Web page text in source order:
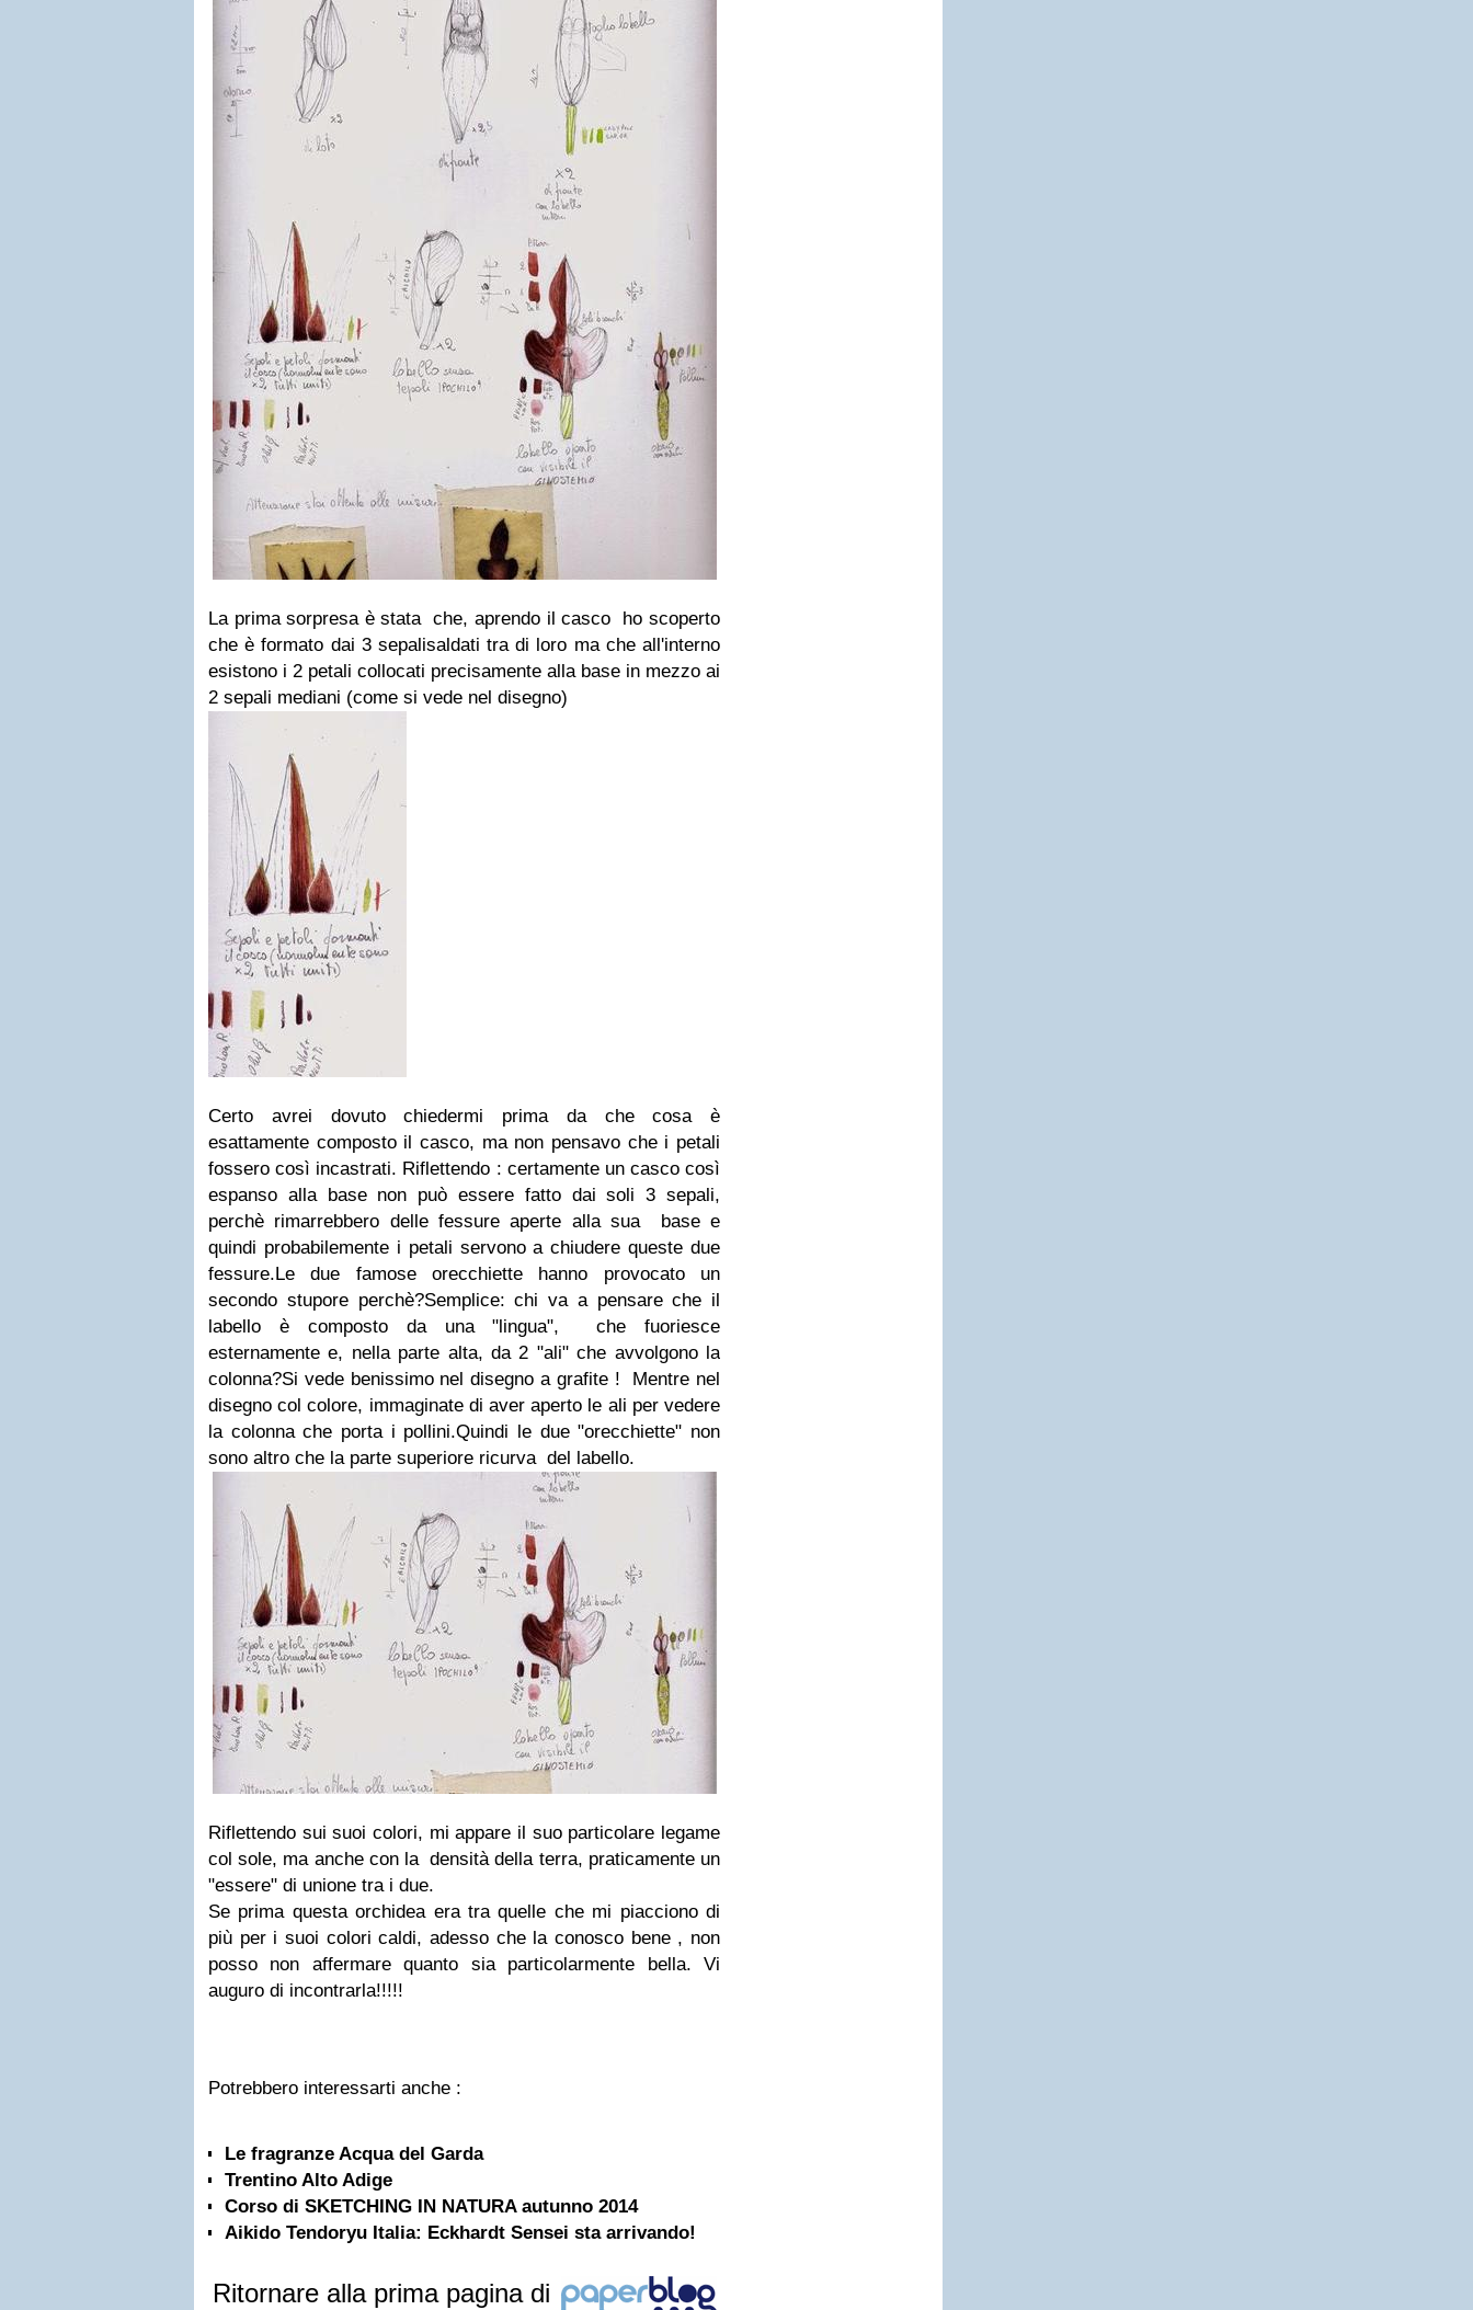
La prima sorpresa è stata che, aprendo il casco ho scoperto
che è formato dai 3 sepalisaldati tra di loro ma che all'interno
esistono i 2 petali collocati precisamente alla base in mezzo ai
2 sepali mediani (come si vede nel disegno)
Certo avrei dovuto chiedermi prima da che cosa è
esattamente composto il casco, ma non pensavo che i petali
fossero così incastrati. Riflettendo : certamente un casco così
espanso alla base non può essere fatto dai soli 3 sepali,
perchè rimarrebbero delle fessure aperte alla sua base e
quindi probabilemente i petali servono a chiudere queste due
fessure.Le due famose orecchiette hanno provocato un
secondo stupore perchè?Semplice: chi va a pensare che il
labello è composto da una "lingua", che fuoriesce
esternamente e, nella parte alta, da 2 "ali" che avvolgono la
colonna?Si vede benissimo nel disegno a grafite ! Mentre nel
disegno col colore, immaginate di aver aperto le ali per vedere
la colonna che porta i pollini.Quindi le due "orecchiette" non
sono altro che la parte superiore ricurva del labello.
Riflettendo sui suoi colori, mi appare il suo particolare legame
col sole, ma anche con la densità della terra, praticamente un
"essere" di unione tra i due.
Se prima questa orchidea era tra quelle che mi piacciono di
più per i suoi colori caldi, adesso che la conosco bene , non
posso non affermare quanto sia particolarmente bella. Vi
auguro di incontrarla!!!!!
Potrebbero interessarti anche :
Le fragranze Acqua del Garda
Trentino Alto Adige
Corso di SKETCHING IN NATURA autunno 2014
Aikido Tendoryu Italia: Eckhardt Sensei sta arrivando!
Ritornare alla prima pagina di